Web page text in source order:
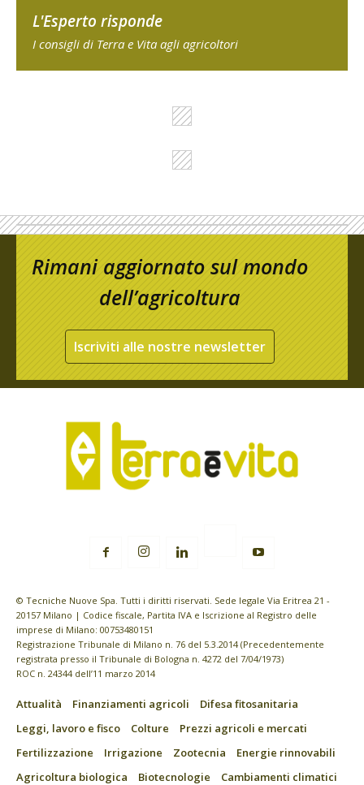
L'Esperto risponde
I consigli di Terra e Vita agli agricoltori
Rimani aggiornato sul mondo
dell’agricoltura
Iscriviti alle nostre newsletter
© Tecniche Nuove Spa. Tutti i diritti riservati. Sede legale Via Eritrea 21 -
20157 Milano | Codice fiscale, Partita IVA e Iscrizione al Registro delle
imprese di Milano: 00753480151
Registrazione Tribunale di Milano n. 76 del 5.3.2014 (Precedentemente
registrata presso il Tribunale di Bologna n. 4272 del 7/04/1973)
ROC n. 24344 dell’11 marzo 2014
Attualità Finanziamenti agricoli
Difesa fitosanitaria
Leggi, lavoro e fisco
Colture
Prezzi agricoli e mercati
Fertilizzazione
Irrigazione Zootecnia
Energie rinnovabili
Agricoltura biologica
Biotecnologie
Cambiamenti climatici